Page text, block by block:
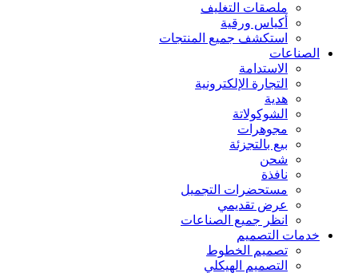
ملصقات التغليف
أكياس ورقية
استكشف جميع المنتجات
الصناعات
الاستدامة
التجارة الإلكترونية
هدية
الشوكولاتة
مجوهرات
بيع بالتجزئة
شحن
نافذة
مستحضرات التجميل
عرض تقديمي
انظر جميع الصناعات
خدمات التصميم
تصميم الخطوط
التصميم الهيكلي